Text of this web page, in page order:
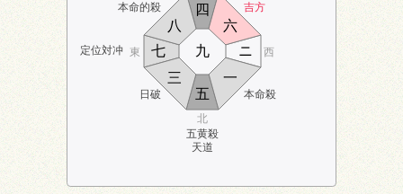
本命的殺 吉方
定位対冲
日破
五黄殺
天道
本命殺
北
東 西
五
六
七
八
九
一
ニ
三
四